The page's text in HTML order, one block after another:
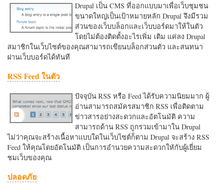
Drupal เป็น CMS ที่ออกแบบมาเพื่อเว็บชุมชน
ขนาดใหญ่เป็นเป้าหมายหลัก Drupal จึงมีรวม
ส่วนของเว็บบล็อกและเว็บบอร์ดมาให้ในตัว
โดยไม่ต้องติดตั้งอะไรเพิ่ม เติม แค่ลง Drupal
สมาชิกในเว็บไซต์ของคุณสามารถเขียนบล็อกส่วนตัว และสนทนา
ผ่านเว็บบอร์ดได้ทันที
RSS Feed ในตัว
ปัจจุบัน RSS หรือ Feed ได้รับความนิยมมาก ผู้
อ่านสามารถสมัครสมาชิก RSS เพื่อติดตาม
ข่าวสารอย่างสะดวกและอัตโนมัติ ความ
สามารถด้าน RSS ถูกรวมเข้ามาใน Drupal
ไม่ว่าคุณจะสร้างเนื้อหาแบบใดในเว็บไซต์ก็ตาม Drupal จะสร้าง RSS
Feed ให้คุณโดยอัตโนมัติ เป็นการอำนวยความสะดวกใหักับผู้เยี่ยม
ชมเว็บของคุณ
ปลอดภัย